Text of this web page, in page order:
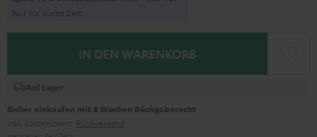
Nur für kurze Zeit
IN DEN WARENKORB
Auf Lager
Sicher einkaufen mit 8 Wochen Rückgaberecht
inkl. kostenlosem Rückversand